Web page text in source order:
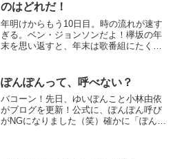
のはどれだ！
年明けからもう10日目。時の流れが速す
ぎる。ベン・ジョンソンだよ！欅坂の年
末を思い返すと、年末は歌番組にたくさ
そんな年末のブログで面白かったもの
や、見ておくべきだと思っ...
ぽんぽんって、呼べない？
バコーン！先日、ゆいぽんこと小林由依
がブログを更新！公式に、ぽんぽん呼び
がNGになりました（笑）確かに「ぽんぽ